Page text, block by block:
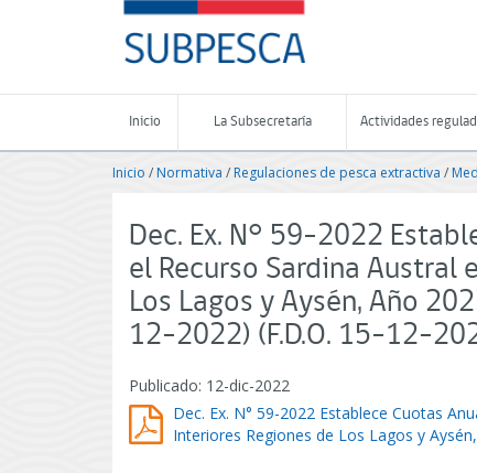
-
Subsecretaría
de
Pesca
Acuicultura
-
de
Chile
Inicio La Subsecretaría Actividades
Inicio /Normativa / Regulaciones de pesca extractiva /
Dec. Ex. N° 59-2022
el Recurso Sardina Austral
Los Lagos y Aysén, Año
12-2022) (F.D.O. 15-12-
Publicado: 12-dic-2022
Dec. Ex. N° 59-2022 Establece Cuotas
Interiores Regiones de Los Lagos y